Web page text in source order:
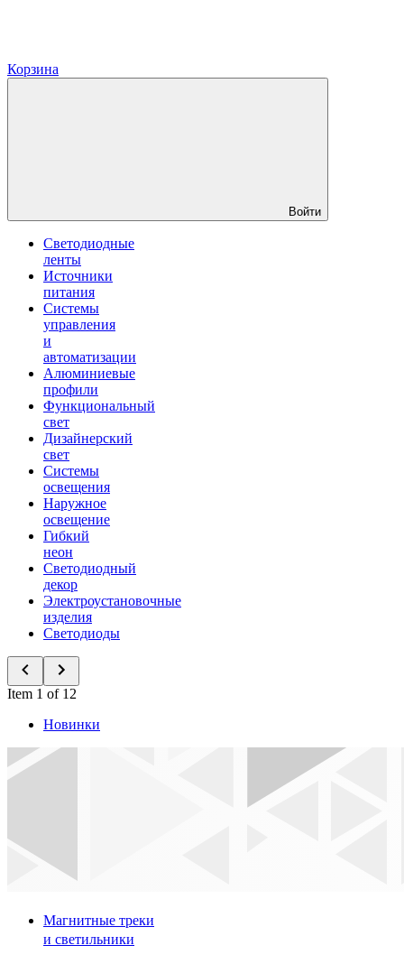
Корзина
Войти
Светодиодные
ленты
Источники
питания
Системы
управления
и
автоматизации
Алюминиевые
профили
Функциональный
свет
Дизайнерский
свет
Системы
освещения
Наружное
освещение
Гибкий
неон
Светодиодный
декор
Электроустановочные
изделия
Светодиоды
Item 1 of 12
Новинки
Магнитные треки
и светильники